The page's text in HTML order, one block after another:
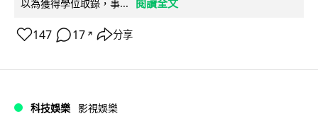
以為獲得學位取錄，事...
147 17 ↗ 分享
科技娛樂 影視娛樂